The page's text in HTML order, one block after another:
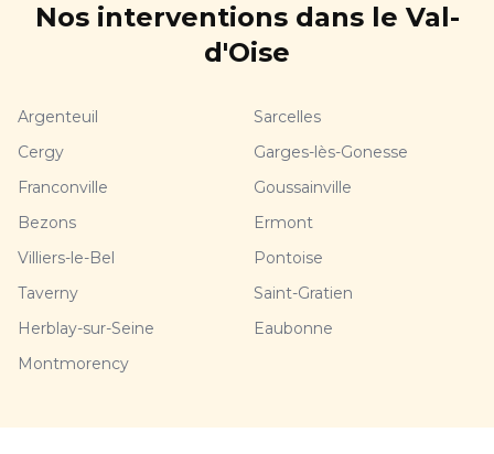
Nos interventions dans le Val-
d'Oise
Argenteuil
Sarcelles
Cergy
Garges-lès-Gonesse
Franconville
Goussainville
Bezons
Ermont
Villiers-le-Bel
Pontoise
Taverny
Saint-Gratien
Herblay-sur-Seine
Eaubonne
Montmorency